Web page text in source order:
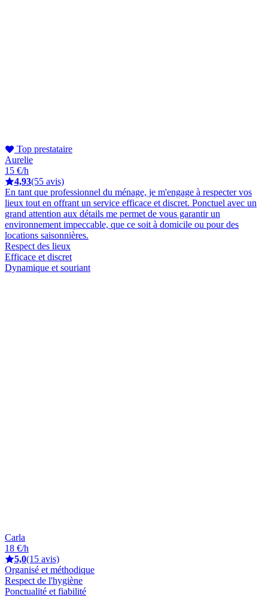
Top prestataire
Aurelie
15 €/h
4,93(55 avis)
En tant que professionnel du ménage, je m'engage à respecter vos
lieux tout en offrant un service efficace et discret. Ponctuel avec un
grand attention aux détails me permet de vous garantir un
environnement impeccable, que ce soit à domicile ou pour des
locations saisonnières.
Respect des lieux
Efficace et discret
Dynamique et souriant
Carla
18 €/h
5,0(15 avis)
Organisé et méthodique
Respect de l'hygiène
Ponctualité et fiabilité